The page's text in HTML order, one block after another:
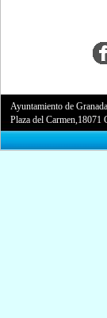
Ayuntamiento de
Plaza del Carmen,18071